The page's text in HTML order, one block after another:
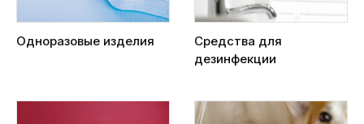
Одноразовые изделия
Средства для
дезинфекции